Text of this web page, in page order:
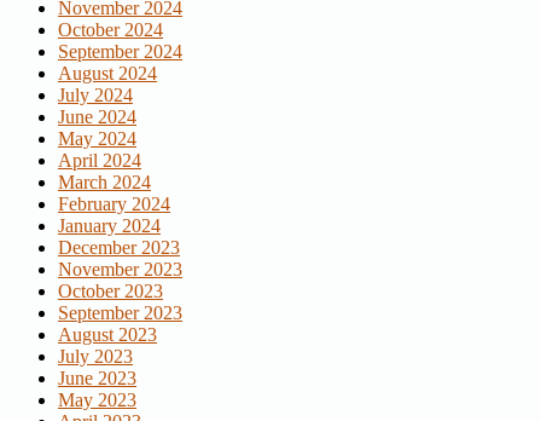
November 2024
October 2024
September 2024
August 2024
July 2024
June 2024
May 2024
April 2024
March 2024
February 2024
January 2024
December 2023
November 2023
October 2023
September 2023
August 2023
July 2023
June 2023
May 2023